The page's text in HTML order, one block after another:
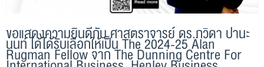
ขอแสดงความยินดีกับ ศาสตราจารย์ ดร.ภวิดา ปานะ
นนท์ ได้ได้รับเลือกให้เป็น The 2024-25 Alan
Rugman Fellow จาก The Dunning Centre For